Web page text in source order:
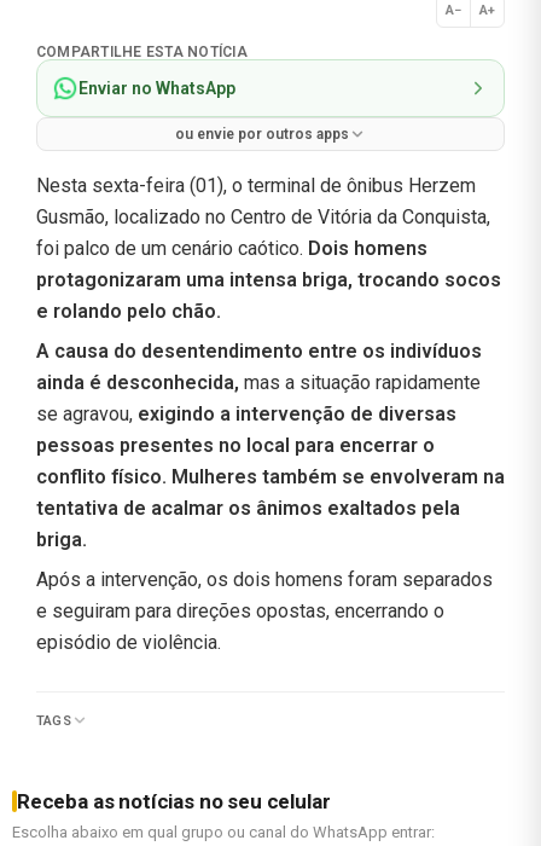
A− A+
Normal
COMPARTILHE ESTA NOTÍCIA
Enviar no WhatsApp
ou envie por outros apps
Nesta sexta-feira (01), o terminal de ônibus Herzem
Gusmão, localizado no Centro de Vitória da Conquista,
foi palco de um cenário caótico. Dois homens
protagonizaram uma intensa briga, trocando socos
e rolando pelo chão.
A causa do desentendimento entre os indivíduos
ainda é desconhecida, mas a situação rapidamente
se agravou, exigindo a intervenção de diversas
pessoas presentes no local para encerrar o
conflito físico. Mulheres também se envolveram na
tentativa de acalmar os ânimos exaltados pela
briga.
Após a intervenção, os dois homens foram separados
e seguiram para direções opostas, encerrando o
episódio de violência.
TAGS
Receba as notícias no seu celular
Escolha abaixo em qual grupo ou canal do WhatsApp entrar: